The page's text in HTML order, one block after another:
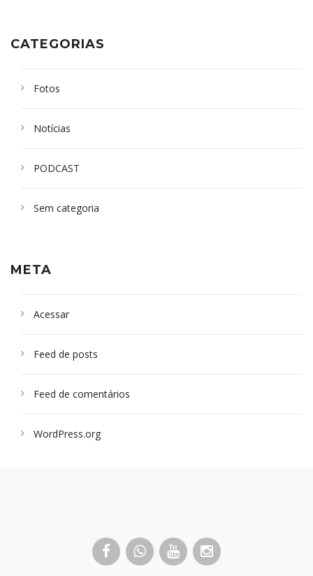
CATEGORIAS
Fotos
Notícias
PODCAST
Sem categoria
META
Acessar
Feed de posts
Feed de comentários
WordPress.org